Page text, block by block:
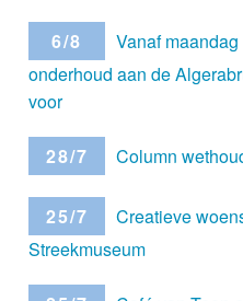
6/8
Vanaf
onderhoud aan de
voor
28/7 Column
25/7
Creatieve
Streekmuseum